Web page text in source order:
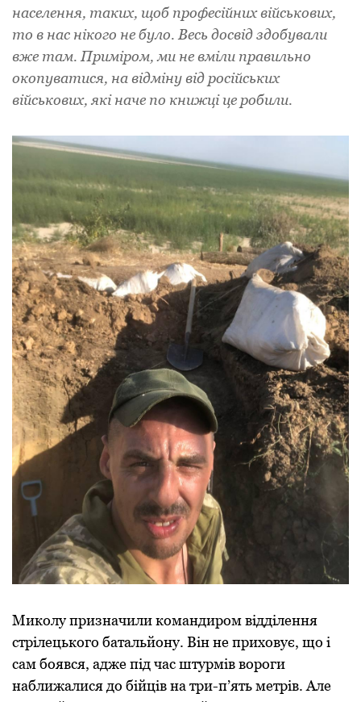
населення, таких, щоб професійних військових,
то в нас нікого не було. Весь досвід здобували
вже там. Приміром, ми не вміли правильно
окопуватися, на відміну від російських
військових, які наче по книжці це робили.
Миколу призначили командиром відділення
стрілецького батальйону. Він не приховує, що і
сам боявся, адже під час штурмів вороги
наближалися до бійців на три-п’ять метрів. Але